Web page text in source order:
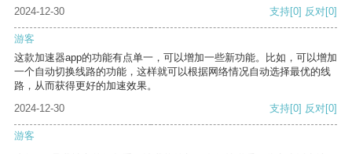
2024-12-30 支持[0] 反对[0]
游客
这款加速器app的功能有点单一，可以增加一些新功能。比如，可以增加
一个自动切换线路的功能，这样就可以根据网络情况自动选择最优的线
路，从而获得更好的加速效果。
2024-12-30
支持[0] 反对[0]
游客